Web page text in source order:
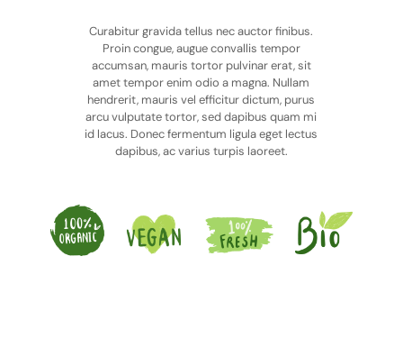
Curabitur gravida tellus nec auctor finibus.
Proin congue, augue convallis tempor
accumsan, mauris tortor pulvinar erat, sit
amet tempor enim odio a magna. Nullam
hendrerit, mauris vel efficitur dictum, purus
arcu vulputate tortor, sed dapibus quam mi
id lacus. Donec fermentum ligula eget lectus
dapibus, ac varius turpis laoreet.